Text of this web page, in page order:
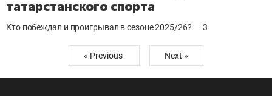
татарстанского спорта
Кто побеждал и проигрывал в сезоне 2025/26? 3
« Previous Next »